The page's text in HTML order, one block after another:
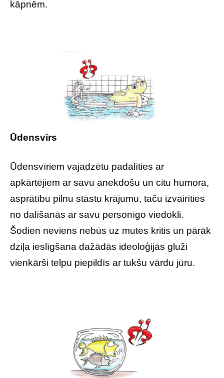
kāpnēm.
Ūdensvīrs
Ūdensvīriem vajadzētu padalīties ar
apkārtējiem ar savu anekdošu un citu humora,
asprātību pilnu stāstu krājumu, taču izvairīties
no dalīšanās ar savu personīgo viedokli.
Šodien neviens nebūs uz mutes kritis un pārāk
dziļa ieslīgšana dažādās ideoloģijās gluži
vienkārši telpu piepildīs ar tukšu vārdu jūru.